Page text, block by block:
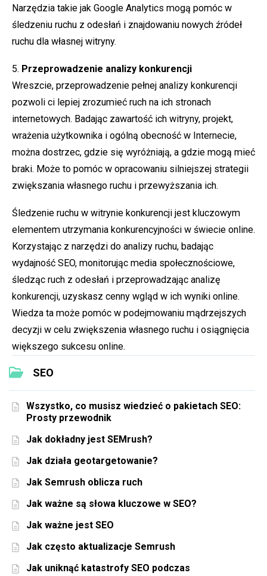
SEO
Wszystko, co musisz wiedzieć o pakietach SEO:
Prosty przewodnik
Jak dokładny jest SEMrush?
Jak działa geotargetowanie?
Jak Semrush oblicza ruch
Jak ważne są słowa kluczowe w SEO?
Jak ważne jest SEO
Jak często aktualizacje Semrush
Jak uniknąć katastrofy SEO podczas
Narzędzia takie jak Google Analytics mogą pomóc w
śledzeniu ruchu z odesłań i znajdowaniu nowych źródeł
ruchu dla własnej witryny.
5. Przeprowadzenie analizy konkurencji
Wreszcie, przeprowadzenie pełnej analizy konkurencji
pozwoli ci lepiej zrozumieć ruch na ich stronach
internetowych. Badając zawartość ich witryny, projekt,
wrażenia użytkownika i ogólną obecność w Internecie,
można dostrzec, gdzie się wyróżniają, a gdzie mogą mieć
braki. Może to pomóc w opracowaniu silniejszej strategii
zwiększania własnego ruchu i przewyższania ich.
Śledzenie ruchu w witrynie konkurencji jest kluczowym
elementem utrzymania konkurencyjności w świecie online.
Korzystając z narzędzi do analizy ruchu, badając
wydajność SEO, monitorując media społecznościowe,
śledząc ruch z odesłań i przeprowadzając analizę
konkurencji, uzyskasz cenny wgląd w ich wyniki online.
Wiedza ta może pomóc w podejmowaniu mądrzejszych
decyzji w celu zwiększenia własnego ruchu i osiągnięcia
większego sukcesu online.